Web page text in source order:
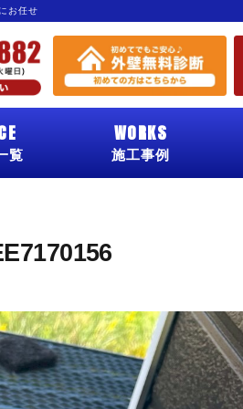
お任せ
覧
WORKS
施工事例